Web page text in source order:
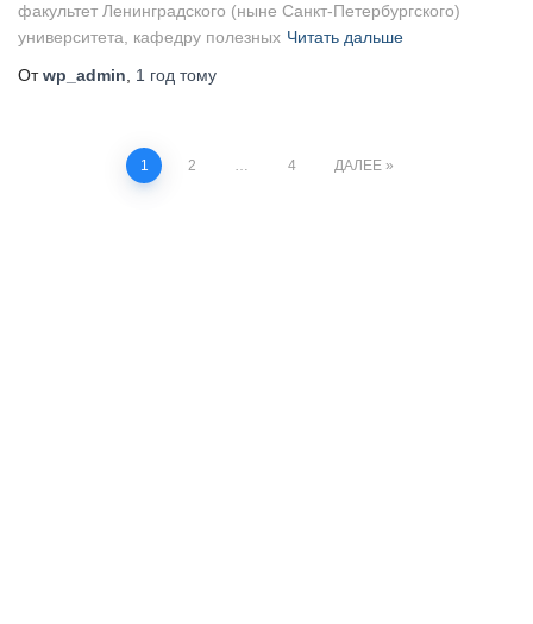
факультет Ленинградского (ныне Санкт-Петербургского)
университета, кафедру полезных Читать дальше
Отwp_admin, 1 год тому
Пагинация
1 2 … 4 ДАЛЕЕ